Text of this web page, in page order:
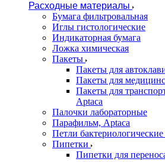
Расходные материалы
Бумага фильтровальная
Иглы гистологические
Индикаторная бумага
Ложка химическая
Пакеты
Пакеты для
Пакеты для
Пакеты для
Aptaca
Палочки лабораторные
Парафильм, Aptaca
Петли
Пипетки
Пипетки для